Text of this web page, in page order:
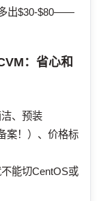
出$30-$80——
：省心和
、预装
案！）、价格标
能切CentOS或